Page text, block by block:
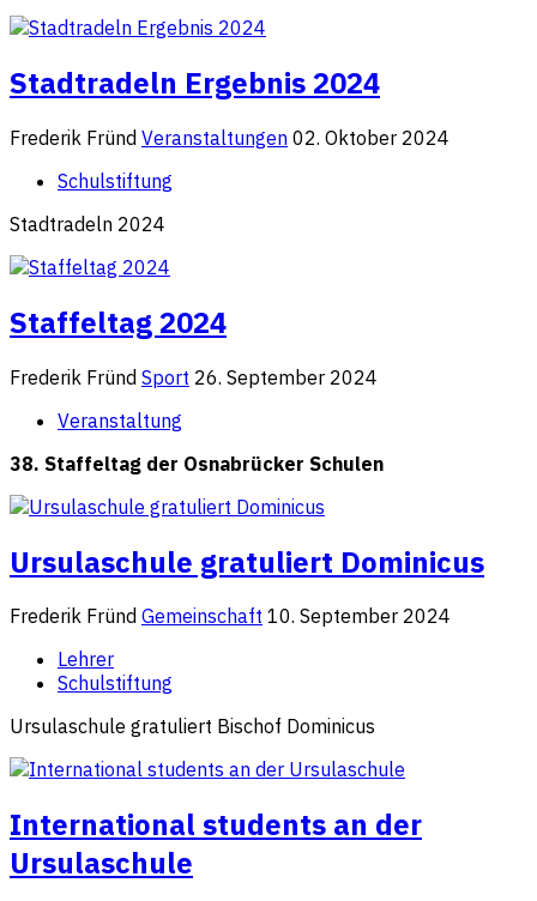
Stadtradeln Ergebnis 2024
Frederik Fründ Veranstaltungen 02. Oktober 2024
Schulstiftung
Stadtradeln 2024
Staffeltag 2024
Frederik Fründ Sport 26. September 2024
Veranstaltung
38. Staffeltag der Osnabrücker Schulen
Ursulaschule gratuliert Dominicus
Frederik Fründ Gemeinschaft 10. September 2024
Lehrer
Schulstiftung
Ursulaschule gratuliert Bischof Dominicus
International students an der
Ursulaschule